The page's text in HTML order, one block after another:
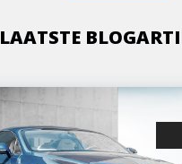
LAATSTE